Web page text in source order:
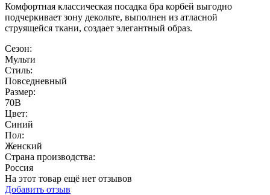
Комфортная классическая посадка бра корбей выгодно
подчеркивает зону декольте, выполнен из атласной
струящейся ткани, создает элегантный образ.
Сезон:
Мульти
Стиль:
Повседневный
Размер:
70B
Цвет:
Синий
Пол:
Женский
Страна производства:
Россия
На этот товар ещё нет отзывов
Добавить отзыв